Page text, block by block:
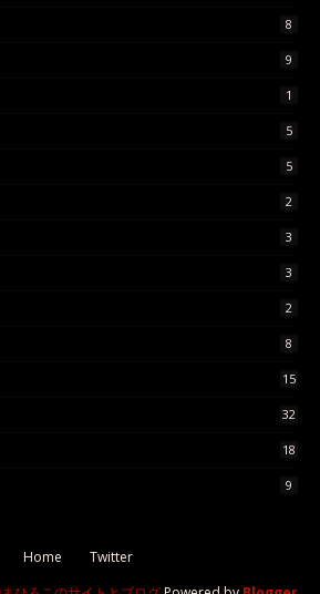
8
9
1
5
5
2
3
3
2
8
15
32
18
9
Home
Twitter